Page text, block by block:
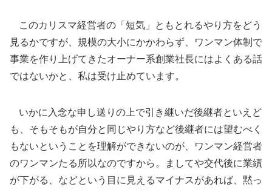
このカリスマ経営者の「短気」ともとれるやり方をどう
見るかですが、規模の大小にかかわらず、ワンマン体制で
事業を作り上げてきたオーナー系創業社長にはよくある話
ではないかと、私は受け止めています。
いかに入念な申し送りの上で引き継いだ後継者といえど
も、そもそもが自分と同じやり方など後継者には望むべく
もないということを理解ができないのが、ワンマン経営者
のワンマンたる所以なのですから。ましてや交代後に業績
が下がる、などという目に見えるマイナスがあれば、黙っ